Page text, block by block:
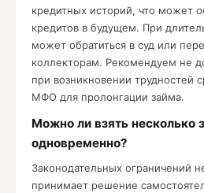
кредитных историй, что может
кредитов в будущем. При
может обратиться в суд или
коллекторам. Рекомендуем не
при возникновении трудностей
МФО для пролонгации займа.
Можно ли взять несколько
одновременно?
Законодательных ограничений
принимает решение